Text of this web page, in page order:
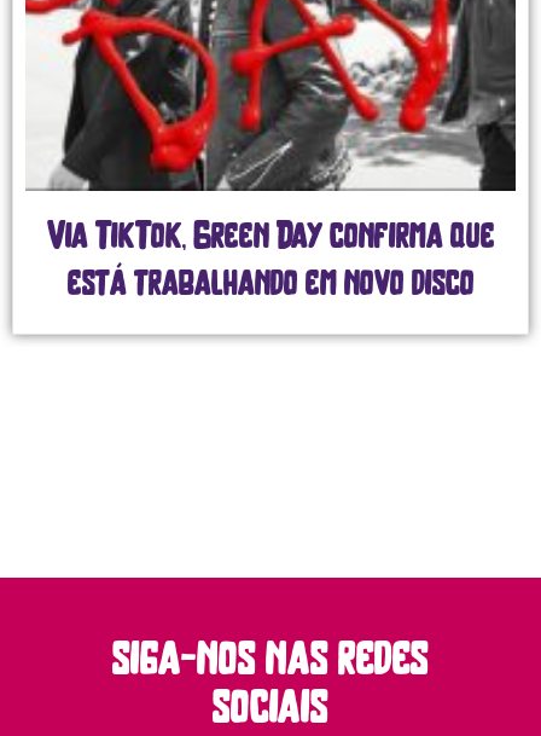
Via TikTok, Green Day confirma que
está trabalhando em novo disco
siga-nos nas redes
sociais